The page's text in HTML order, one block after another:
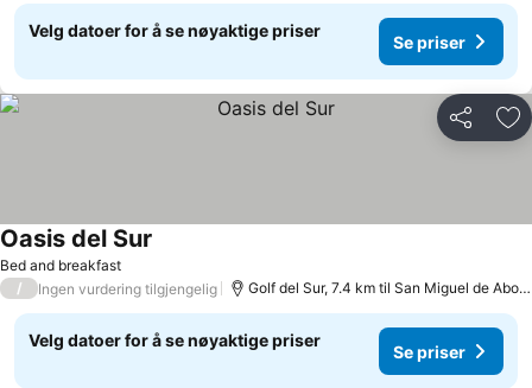
Velg datoer for å se nøyaktige priser
Se priser
Del
Bed and breakfast
Oasis del Sur
/ Ingen vurdering tilgjengelig Golf del Sur, 7.4 km til San Miguel de Abona
Velg datoer for å se nøyaktige priser
Se priser